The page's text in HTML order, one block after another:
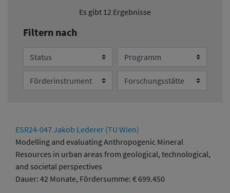
Es gibt 12 Ergebnisse
Filtern nach
Status Programm
Förderinstrument Forschungsstätte
ESR24-047 Jakob Lederer (TU Wien)
Modelling and evaluating Anthropogenic Mineral
Resources in urban areas from geological, technological,
and societal perspectives
Dauer: 42 Monate, Fördersumme: € 699.450